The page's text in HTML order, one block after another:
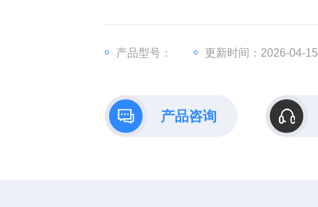
产品型号： 更新时间：2026-04-15
产品咨询